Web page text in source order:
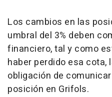
Los cambios en las
umbral del 3% deben
financiero, tal y como
haber perdido esa cota,
obligación de
posición en Grifols.